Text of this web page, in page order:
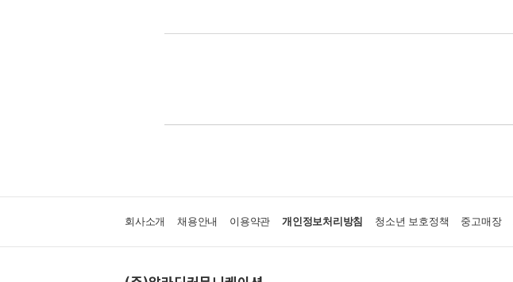
회사소개 채용안내 이용약관 개인정보처리방침 청소년 보호정책 중고매장